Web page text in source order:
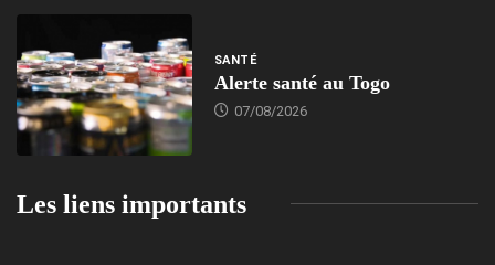
SANTÉ
Alerte santé au Togo
07/08/2026
Les liens importants